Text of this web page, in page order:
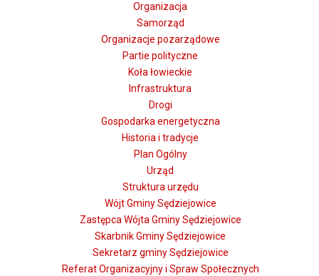
Organizacja
Samorząd
Organizacje pozarządowe
Partie polityczne
Koła łowieckie
Infrastruktura
Drogi
Gospodarka energetyczna
Historia i tradycje
Plan Ogólny
Urząd
Struktura urzędu
Wójt Gminy Sędziejowice
Zastępca Wójta Gminy Sędziejowice
Skarbnik Gminy Sędziejowice
Sekretarz gminy Sędziejowice
Referat Organizacyjny i Spraw Społecznych
Od dnia 29.05.2026 r. prace na drodze wewnętrznej (dz.
nr 218 i 219) w Rososzy wchodzą w kolejny etap.
W związku z tym zostanie wprowadzona tymczasowa
organizacja ruchu.
W czasie prowadzonych robót wystąpią utrudnienia
w ruchu. Prosimy o zachowanie ostrożności i stosowanie się